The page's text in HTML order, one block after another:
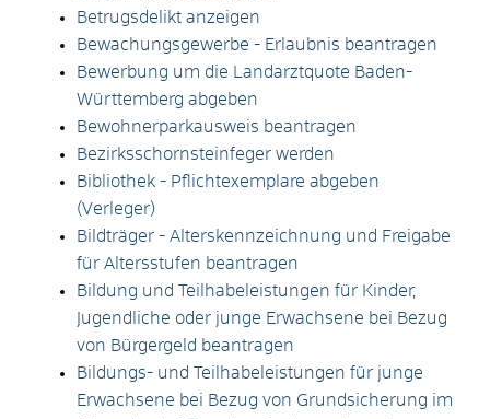
Betrugsdelikt anzeigen
Bewachungsgewerbe - Erlaubnis beantragen
Bewerbung um die Landarztquote Baden-
Württemberg abgeben
Bewohnerparkausweis beantragen
Bezirksschornsteinfeger werden
Bibliothek - Pflichtexemplare abgeben
(Verleger)
Bildträger - Alterskennzeichnung und Freigabe
für Altersstufen beantragen
Bildung und Teilhabeleistungen für Kinder,
Jugendliche oder junge Erwachsene bei Bezug
von Bürgergeld beantragen
Bildungs- und Teilhabeleistungen für junge
Erwachsene bei Bezug von Grundsicherung im